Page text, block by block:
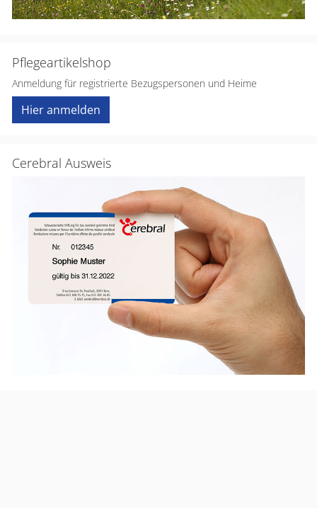
Pflegeartikelshop
Anmeldung für registrierte Bezugspersonen und Heime
Hier anmelden
Cerebral Ausweis